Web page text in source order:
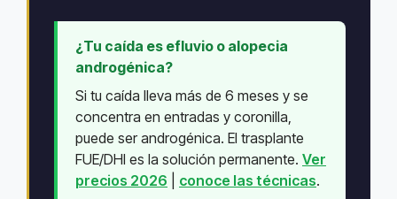
¿Tu caída es efluvio o alopecia
androgénica?
Si tu caída lleva más de 6 meses y se
concentra en entradas y coronilla,
puede ser androgénica. El trasplante
FUE/DHI es la solución permanente. Ver
precios 2026
conoce las técnicas.